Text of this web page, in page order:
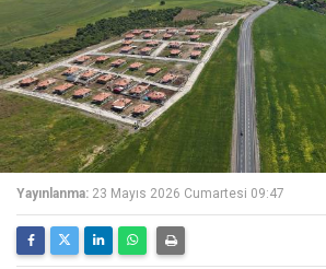
Yayınlanma: 23 Mayıs 2026 Cumartesi 09:47